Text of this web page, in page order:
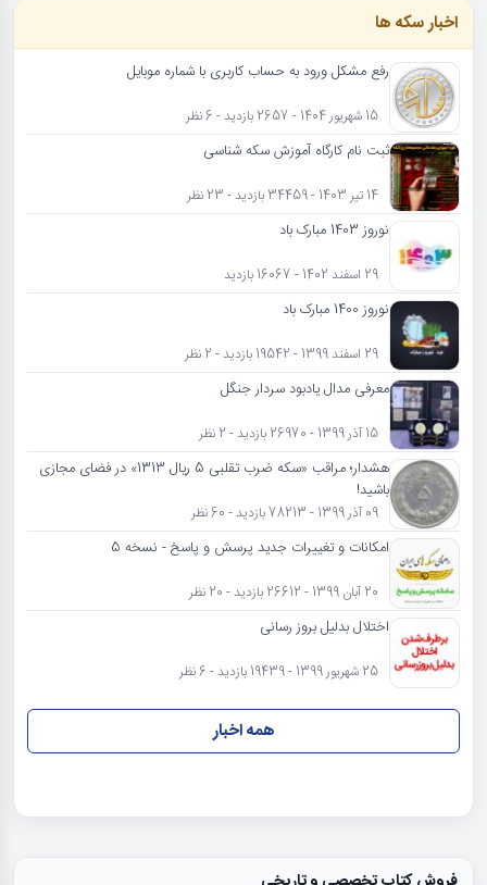
اخبار سکه ها
رفع مشکل ورود به حساب کاربری با شماره موبایل
15 شهریور 1404 - 2657 بازدید - 6 نظر
ثبت نام کارگاه آموزش سکه شناسی
14 تیر 1403 - 34459 بازدید - 23 نظر
نوروز 1403 مبارک باد
29 اسفند 1402 - 16067 بازدید
نوروز 1400 مبارک باد
29 اسفند 1399 - 19542 بازدید - 2 نظر
معرفی مدال یادبود سردار جنگل
15 آذر 1399 - 26970 بازدید - 2 نظر
هشدار؛ مراقب «سکه ضرب تقلبی 5 ریال 1313» در فضای مجازی
باشید!
09 آذر 1399 - 78213 بازدید - 60 نظر
امکانات و تغییرات جدید پرسش و پاسخ - نسخه 5
20 آبان 1399 - 26612 بازدید - 20 نظر
اختلال بدلیل بروز رسانی
25 شهریور 1399 - 19439 بازدید - 6 نظر
همه اخبار